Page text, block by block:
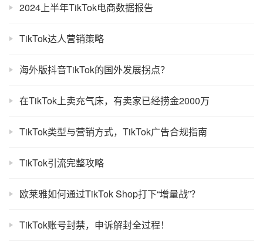
2024上半年TikTok电商数据报告
TikTok达人营销策略
海外版抖音TikTok的国外发展拐点？
在TikTok上卖充气床，有卖家已经捞金2000万
TikTok类型与营销方式，TikTok广告合规指南
TikTok引流完整攻略
欧莱雅如何通过TikTok Shop打下“增量战”？
TikTok账号封禁，申诉解封全过程！